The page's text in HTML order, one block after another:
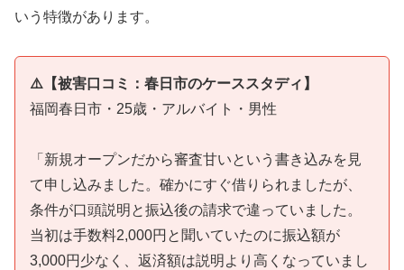
いう特徴があります。
⚠️【被害口コミ：春日市のケーススタディ】
福岡春日市・25歳・アルバイト・男性
「新規オープンだから審査甘いという書き込みを見
て申し込みました。確かにすぐ借りられましたが、
条件が口頭説明と振込後の請求で違っていました。
当初は手数料2,000円と聞いていたのに振込額が
3,000円少なく、返済額は説明より高くなっていまし